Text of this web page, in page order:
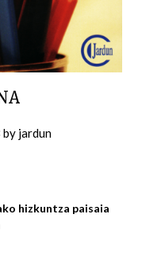
by jardun
hizkuntza paisaia